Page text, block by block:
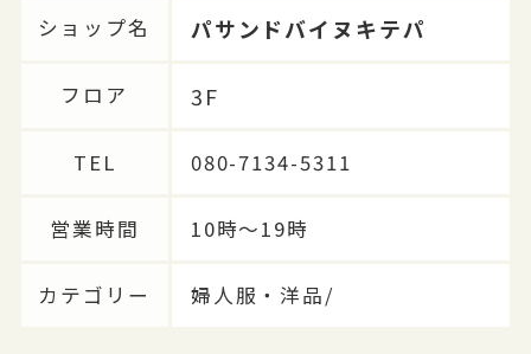
ショップ名 パサンドバイヌキテパ
フロア 3F
TEL 080-7134-5311
営業時間 10時〜19時
カテゴリー 婦人服・洋品/